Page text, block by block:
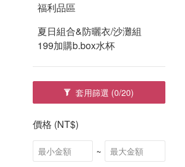
福利品區
夏日組合&防曬衣/沙灘組
199加購b.box水杯
套用篩選 (0/20)
價格 (NT$)
~